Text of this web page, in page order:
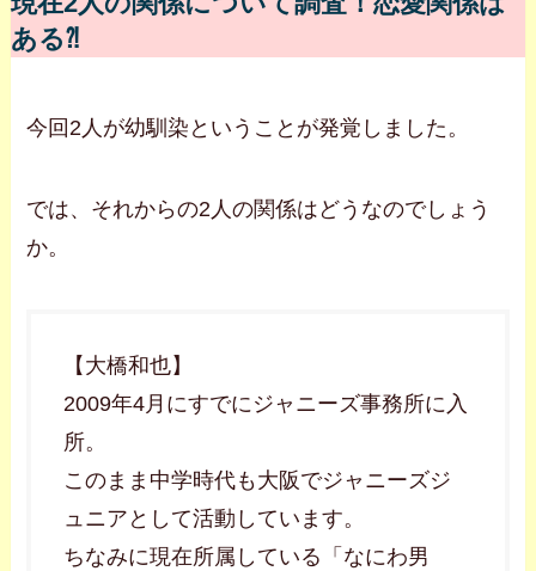
ある⁈
今回2人が幼馴染ということが発覚しました。
では、それからの2人の関係はどうなのでしょう
か。
【大橋和也】
2009年4月にすでにジャニーズ事務所に入
所。
このまま中学時代も大阪でジャニーズジ
ュニアとして活動しています。
ちなみに現在所属している「なにわ男